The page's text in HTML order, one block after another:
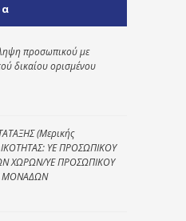
προσωπικού με
δικαίου ορισμένου
(Μερικής
ΥΕ ΠΡΟΣΩΠΙΚΟΥ
ΧΩΡΩΝ/ΥΕ ΠΡΟΣΩΠΙΚΟΥ
ΜΟΝΑΔΩΝ